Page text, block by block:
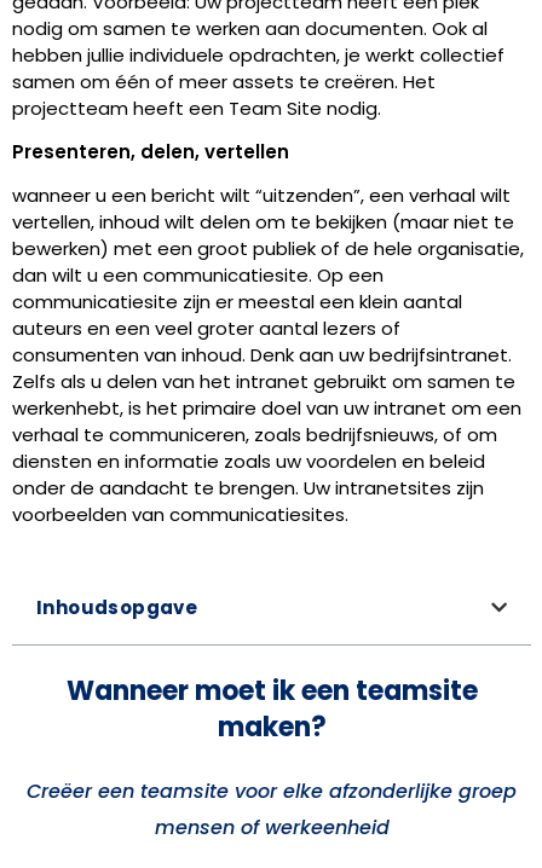
nodig om samen te werken aan documenten. Ook al
hebben jullie individuele opdrachten, je werkt collectief
samen om één of meer assets te creëren. Het
projectteam heeft een Team Site nodig.
Presenteren, delen, vertellen
wanneer u een bericht wilt “uitzenden”, een verhaal wilt
vertellen, inhoud wilt delen om te bekijken (maar niet te
bewerken) met een groot publiek of de hele organisatie,
dan wilt u een communicatiesite. Op een
communicatiesite zijn er meestal een klein aantal
auteurs en een veel groter aantal lezers of
consumenten van inhoud. Denk aan uw bedrijfsintranet.
Zelfs als u delen van het intranet gebruikt om samen te
werkenhebt, is het primaire doel van uw intranet om een
verhaal te communiceren, zoals bedrijfsnieuws, of om
diensten en informatie zoals uw voordelen en beleid
onder de aandacht te brengen. Uw intranetsites zijn
voorbeelden van communicatiesites.
Inhoudsopgave
Wanneer moet ik een teamsite
maken?
Creëer een teamsite voor elke afzonderlijke groep
mensen of werkeenheid